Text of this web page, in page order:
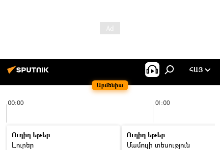
Արմենիա
ՀԱՅ
00:00 01:00
Ուղիղ եթեր
Լուրեր
Ուղիղ եթեր
Մամուլի տեսություն